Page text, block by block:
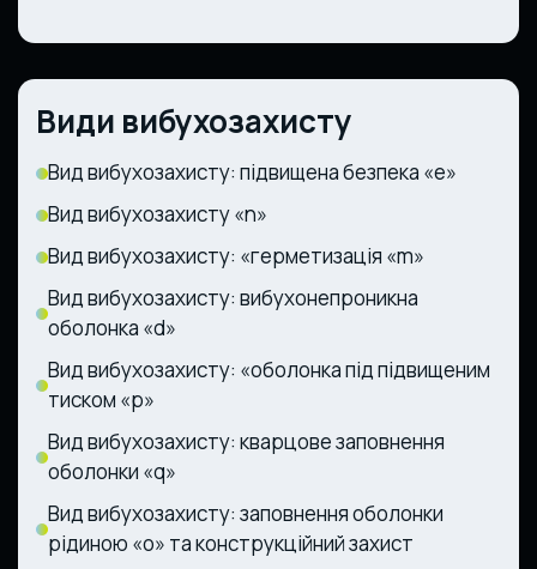
Види вибухозахисту
Вид вибухозахисту: підвищена безпека «е»
Вид вибухозахисту «n»
Вид вибухозахисту: «герметизація «m»
Вид вибухозахисту: вибухонепроникна
оболонка «d»
Вид вибухозахисту: «оболонка під підвищеним
тиском «p»
Вид вибухозахисту: кварцове заповнення
оболонки «q»
Вид вибухозахисту: заповнення оболонки
рідиною «о» та конструкційний захист